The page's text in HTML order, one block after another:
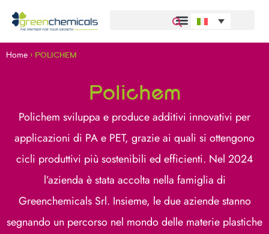
Home > POLICHEM
Polichem
Polichem sviluppa e produce additivi innovativi per
applicazioni di PA e PET, grazie ai quali si ottengono
cicli produttivi più sostenibili ed efficienti. Nel 2024
l’azienda è stata accolta nella famiglia di
Greenchemicals Srl. Insieme, le due aziende stanno
segnando un percorso nel mondo delle materie plastiche